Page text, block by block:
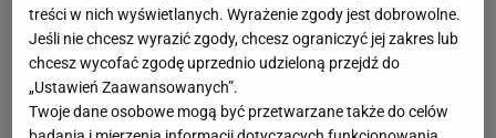
treści w nich wyświetlanych. Wyrażenie zgody jest dobrowolne.
Jeśli nie chcesz wyrazić zgody, chcesz ograniczyć jej zakres lub
chcesz wycofać zgodę uprzednio udzieloną przejdź do
„Ustawień Zaawansowanych”.
Twoje dane osobowe mogą być przetwarzane także do celów